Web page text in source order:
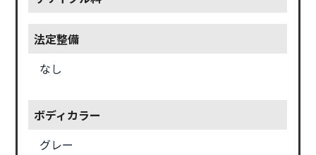
法定整備
なし
ボディカラー
グレー